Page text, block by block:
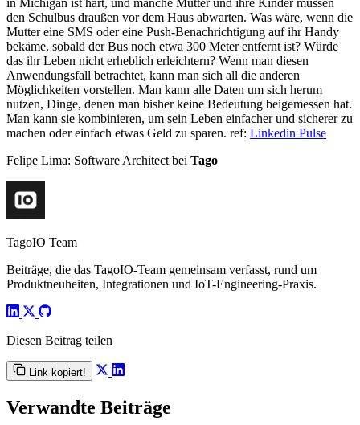
den Schulbus draußen vor dem Haus abwarten. Was wäre, wenn die
Mutter eine SMS oder eine Push-Benachrichtigung auf ihr Handy
bekäme, sobald der Bus noch etwa 300 Meter entfernt ist? Würde
das ihr Leben nicht erheblich erleichtern? Wenn man diesen
Anwendungsfall betrachtet, kann man sich all die anderen
Möglichkeiten vorstellen. Man kann alle Daten um sich herum
nutzen, Dinge, denen man bisher keine Bedeutung beigemessen hat.
Man kann sie kombinieren, um sein Leben einfacher und sicherer zu
machen oder einfach etwas Geld zu sparen. ref: Linkedin Pulse
Felipe Lima: Software Architect bei Tago
TagoIO Team
Beiträge, die das TagoIO-Team gemeinsam verfasst, rund um
Produktneuheiten, Integrationen und IoT-Engineering-Praxis.
Diesen Beitrag teilen
Link kopiert!
Verwandte Beiträge